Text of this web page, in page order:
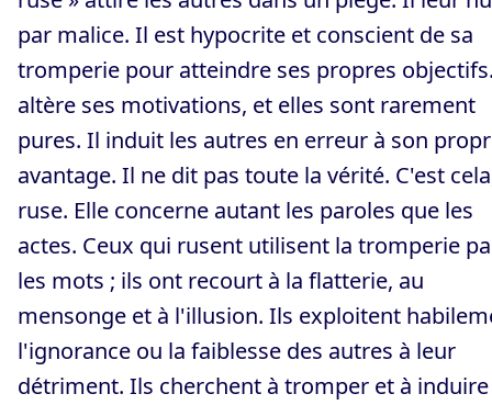
par malice. Il est hypocrite et conscient de sa
tromperie pour atteindre ses propres
altère ses motivations, et elles sont rarement
pures. Il induit les autres en erreur à son
avantage. Il ne dit pas toute la vérité. C'est
ruse. Elle concerne autant les paroles que les
actes. Ceux qui rusent utilisent la tromperie
les mots ; ils ont recourt à la flatterie, au
mensonge et à l'illusion. Ils exploitent
l'ignorance ou la faiblesse des autres à leur
détriment. Ils cherchent à tromper et à